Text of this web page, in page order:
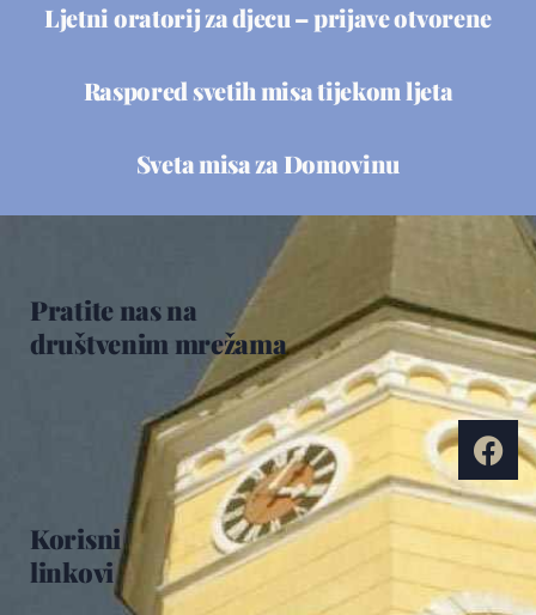
Ljetni oratorij za djecu – prijave otvorene
Raspored svetih misa tijekom ljeta
Sveta misa za Domovinu
Korisni
linkovi
Pratite nas na
društvenim mrežama